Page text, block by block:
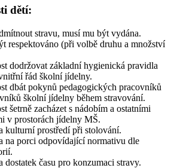
dětí:
stravu, musí mu být vydána.
respektováno (při volbě druhu a množství
dodržovat základní hygienická pravidla
řád školní jídelny.
dbát pokynů pedagogických pracovníků
školní jídelny během stravování.
šetrně zacházet s nádobím a ostatními
v prostorách jídelny MŠ.
kulturní prostředí při stolování.
na porci odpovídající normativu dle
dostatek času pro konzumaci stravy.